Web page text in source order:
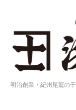
明治創業・紀州尾鷲の